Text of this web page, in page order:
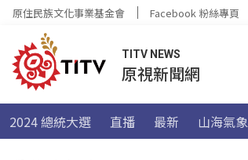
原住民族文化事業基金會 Facebook 粉絲專頁
TITV NEWS
原視新聞網
2024 總統大選 直播 最新 山海氣象